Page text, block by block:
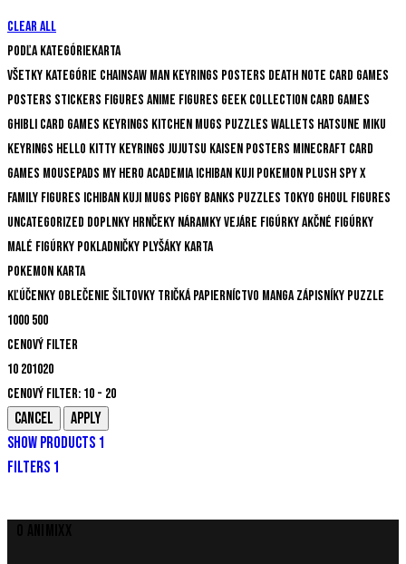
Clear all
Podľa kategórieKarta
Všetky kategórie Chainsaw Man Keyrings Posters Death Note Card Games
Posters Stickers Figures Anime Figures Geek Collection Card Games
Ghibli Card Games Keyrings Kitchen Mugs Puzzles Wallets Hatsune Miku
Keyrings Hello Kitty Keyrings Jujutsu Kaisen Posters Minecraft Card
Games Mousepads My Hero Academia Ichiban Kuji Pokemon Plush Spy x
Family Figures Ichiban Kuji Mugs Piggy Banks Puzzles Tokyo Ghoul Figures
Uncategorized Doplnky Hrnčeky NáramkyVejáre FigúrkyAkčné figúrky
Malé figúrky Pokladničky Plyšáky Karta
Pokemon karta
Kľúčenky Oblečenie Šiltovky Tričká Papierníctvo Manga Zápisníky Puzzle
1000 500
Cenový filter
10 201020
Cenový filter: 10 - 20
SHOW PRODUCTS 1
FILTERS 1